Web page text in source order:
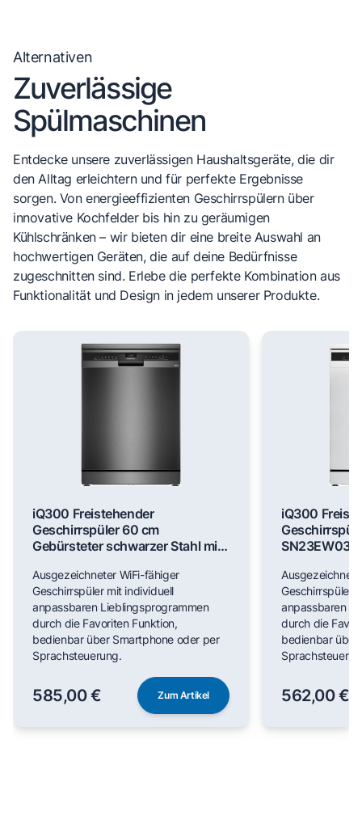
Alternativen
Zuverlässige
Spülmaschinen
Entdecke unsere zuverlässigen Haushaltsgeräte, die dir
den Alltag erleichtern und für perfekte Ergebnisse
sorgen. Von energieeffizienten Geschirrspülern über
innovative Kochfelder bis hin zu geräumigen
Kühlschränken – wir bieten dir eine breite Auswahl an
hochwertigen Geräten, die auf deine Bedürfnisse
zugeschnitten sind. Erlebe die perfekte Kombination aus
Funktionalität und Design in jedem unserer Produkte.
iQ300 Freistehender
Geschirrspüler 60 cm
Gebürsteter schwarzer Stahl mit
Ausgezeichneter WiFi-fähiger
Geschirrspüler mit individuell
anpassbaren Lieblingsprogrammen
durch die Favoriten Funktion,
bedienbar über Smartphone oder per
Sprachsteuerung.
585,00 € Zum Artikel
iQ300
Geschirrspüler
anpassbaren
durch die
bedienbar über
562,00 €